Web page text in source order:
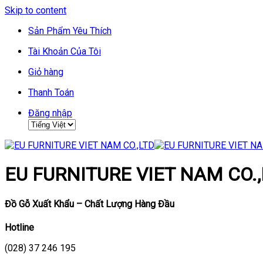
Skip to content
Sản Phẩm Yêu Thích
Tài Khoản Của Tôi
Giỏ hàng
Thanh Toán
Đăng nhập
EU FURNITURE VIET NAM
Đồ Gỗ Xuất Khẩu – Chất Lượng Hàng Đầu
Hotline
(028) 37 246 195